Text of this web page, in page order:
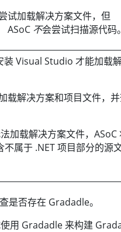
试加载解决方案文件，但
ASoC 不会尝试扫描源代码。
装 Visual Studio 才能加载
载解决方案和项目文件，
加载解决方案文件，ASoC
属于 .NET 项目部分的源
是否存在 Gradadle。
用 Gradadle 来构建